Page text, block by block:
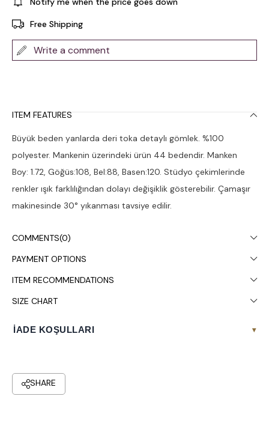
Free Shipping
Write a comment
ITEM FEATURES
Büyük beden yanlarda deri toka detaylı gömlek. %100
polyester. Mankenin üzerindeki ürün 44 bedendir. Manken
Boy: 1.72, Göğüs:108, Bel:88, Basen:120. Stüdyo çekimlerinde
renkler ışık farklılığından dolayı değişiklik gösterebilir. Çamaşır
makinesinde 30° yıkanması tavsiye edilir.
COMMENTS(0)
PAYMENT OPTIONS
ITEM RECOMMENDATIONS
SIZE CHART
İADE KOŞULLARI ▾